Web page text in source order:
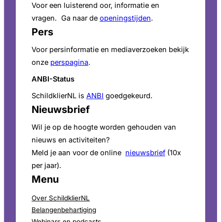
Voor een luisterend oor, informatie en
vragen. Ga naar de openingstijden.
Pers
Voor persinformatie en mediaverzoeken bekijk
onze perspagina.
ANBI-Status
SchildklierNL is ANBI goedgekeurd.
Nieuwsbrief
Wil je op de hoogte worden gehouden van
nieuws en activiteiten?
Meld je aan voor de online nieuwsbrief (10x
per jaar).
Menu
Over SchildklierNL
Belangenbehartiging